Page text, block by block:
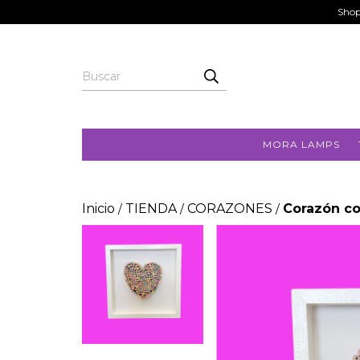
MORA LAMPS
Inicio / TIENDA / CORAZONES / Corazón